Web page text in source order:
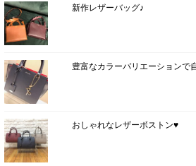
新作レザーバッグ♪
豊富なカラーバリエーションで
おしゃれなレザーボストン♥